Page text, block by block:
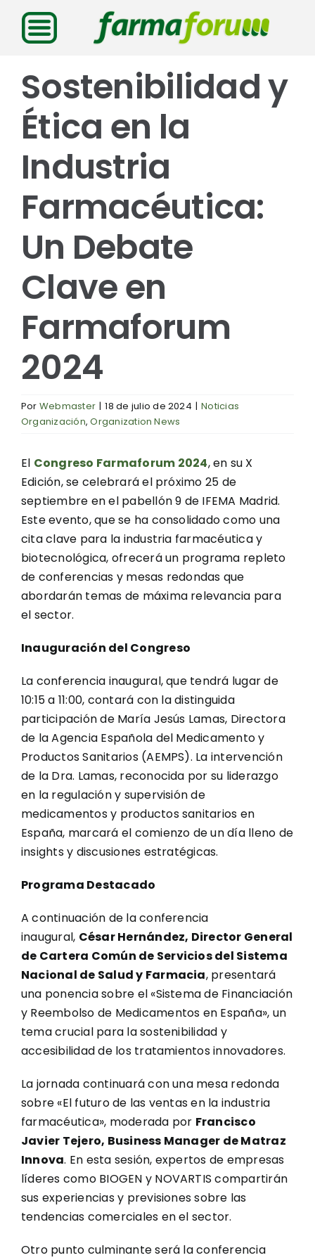
Saltar
contenido
Sostenibilidad y
Ética en la
Industria
Farmacéutica:
Un Debate
Clave en
Farmaforum
2024
Por Webmaster | 18 de julio de 2024 | Noticias
Organización,Organization News
El Congreso Farmaforum 2024, en su X
Edición, se celebrará el próximo 25 de
septiembre en el pabellón 9 de IFEMA Madrid.
Este evento, que se ha consolidado como una
cita clave para la industria farmacéutica y
biotecnológica, ofrecerá un programa repleto
de conferencias y mesas redondas que
abordarán temas de máxima relevancia para
el sector.
Inauguración del Congreso
La conferencia inaugural, que tendrá lugar de
10:15 a 11:00, contará con la distinguida
participación de María Jesús Lamas, Directora
de la Agencia Española del Medicamento y
Productos Sanitarios (AEMPS). La intervención
de la Dra. Lamas, reconocida por su liderazgo
en la regulación y supervisión de
medicamentos y productos sanitarios en
España, marcará el comienzo de un día lleno de
insights y discusiones estratégicas.
Programa Destacado
A continuación de la conferencia
inaugural, César Hernández, Director General
de Cartera Común de Servicios del Sistema
Nacional de Salud y Farmacia, presentará
una ponencia sobre el «Sistema de Financiación
y Reembolso de Medicamentos en España», un
tema crucial para la sostenibilidad y
accesibilidad de los tratamientos innovadores.
La jornada continuará con una mesa redonda
sobre «El futuro de las ventas en la industria
farmacéutica», moderada por Francisco
Javier Tejero, Business Manager de Matraz
Innova. En esta sesión, expertos de empresas
líderes como BIOGEN y NOVARTIS compartirán
sus experiencias y previsiones sobre las
tendencias comerciales en el sector.
Otro punto culminante será la conferencia